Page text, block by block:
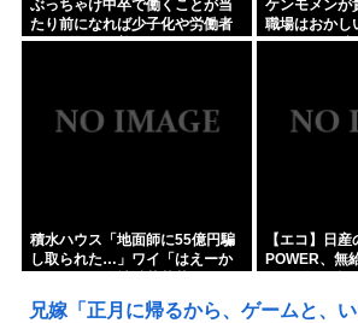
ぶっちゃけ中卒で働くことが当
たり前になれば少子化や労働者
不足問題は改善するよな
ケンモメンが
職場はおかし
果 ルールが
積水ハウス「地面師に55億円騙
し取られた…」ワイ「はえーか
ぁ」
【エコ】日
POWER、無
兄嫁「正月に帰るから、ゲームと、